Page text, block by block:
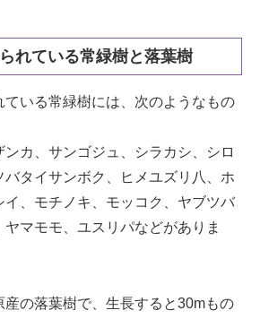
れている常緑樹と落葉樹
ている常緑樹には、次のようなもの
ンカ、サンゴジュ、シラカシ、シロ
バタイサンボク、ヒメユズリ八、ホ
イ、モチノキ、モッコク、ヤブツバ
マモモ、ユスリパなどがありま
産の落葉樹で、生長すると30mもの